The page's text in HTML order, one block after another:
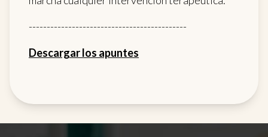
--------------------------------------------
Descargar los apuntes